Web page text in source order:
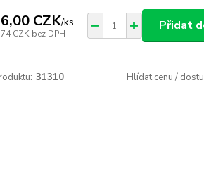
CZK/ks
CZK bez DPH
Přidat
31310 Hlídat cenu /